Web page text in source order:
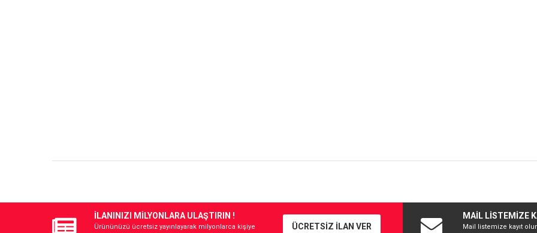
İLANINIZI MİLYONLARA ULAŞTIRIN !
Ürününüzü ücretsiz yayınlayarak milyonlarca kişiye ÜCRETSİZ İLAN VER
MAİL LİSTEMİZE
Mail listemize kayıt